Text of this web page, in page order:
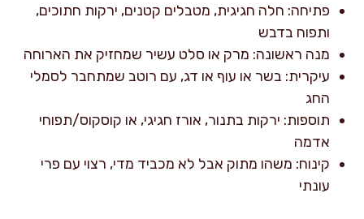
פתיחה: חלה חגיגית, מטבלים קטנים, ירקות חתוכים,
ותפוח בדבש
מנה ראשונה: מרק או סלט עשיר שמחזיק את הארוחה
עיקרית: בשר או עוף או דג, עם רוטב שמתחבר לסמלי
החג
תוספות: ירקות בתנור, אורז חגיגי, או קוסקוס/תפוחי
אדמה
קינוח: משהו מתוק אבל לא מכביד מדי, רצוי עם פרי
עונתי